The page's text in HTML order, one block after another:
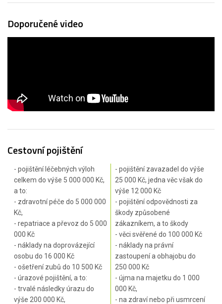
Doporučené video
Cestovní pojištění
- pojištění léčebných výloh
celkem do výše 5 000 000 Kč,
a to:
- zdravotní péče do 5 000 000
Kč,
- repatriace a převoz do 5 000
000 Kč
- náklady na doprovázející
osobu do 16 000 Kč
- ošetření zubů do 10 500 Kč
- úrazové pojištění, a to:
- trvalé následky úrazu do
výše 200 000 Kč,
- pojištění zavazadel do výše
25 000 Kč, jedna věc však do
výše 12 000 Kč
- pojištění odpovědnosti za
škody způsobené
zákazníkem, a to škody
- věci svěřené do 100 000 Kč
- náklady na právní
zastoupení a obhajobu do
250 000 Kč
- újma na majetku do 1 000
000 Kč,
- na zdraví nebo při usmrcení